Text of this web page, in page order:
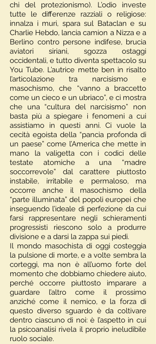
chi del protezionismo). L’odio investe
tutte le differenze razziali o religiose:
innalza i muri, spara sul Bataclan e su
Charlie Hebdo, lancia camion a Nizza e a
Berlino contro persone indifese, brucia
aviatori siriani, sgozza ostaggi
occidentali, e tutto diventa spettacolo su
You Tube. L’autrice mette ben in risalto
l’articolazione tra narcisismo e
masochismo, che “vanno a braccetto
come un cieco e un ubriaco”, e ci mostra
che una “cultura del narcisismo” non
basta più a spiegare i fenomeni a cui
assistiamo in questi anni. Ci vuole la
cecità egoista della “pancia profonda di
un paese” come l’America che mette in
mano la valigetta con i codici delle
testate atomiche a una “madre
soccorrevole” dal carattere piuttosto
instabile, irritabile e permaloso, ma
occorre anche il masochismo della
“parte illuminata” del popoli europei che
inseguendo l’ideale di perfezione da cui
farsi rappresentare negli schieramenti
progressisti riescono solo a produrre
divisione e a darsi la zappa sui piedi.
Il mondo masochista di oggi costeggia
la pulsione di morte, e a volte sembra la
corteggi, ma non è all’uomo forte del
momento che dobbiamo chiedere aiuto,
perché occorre piuttosto imparare a
guardare l’altro come il prossimo
anziché come il nemico, e la forza di
questo diverso sguardo è da coltivare
dentro ciascuno di noi: è l’aspetto in cui
la psicoanalisi rivela il proprio ineludibile
ruolo sociale.